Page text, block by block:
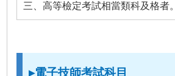
三、高等檢定考試相當類科及格者。
▸電子技師考試科目